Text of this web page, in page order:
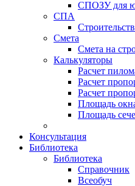
СПОЗУ для
СПА
Смета
Смета на
Калькуляторы
Расчет
Расчет
Расчет
Площадь
Площадь
Консультация
Библиотека
Библиотека
Справочник
Всеобуч